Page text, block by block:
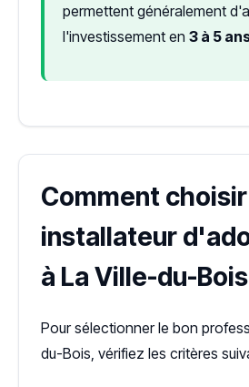
permettent généralement
l'investissement en 3 à 5
Comment
installateur
à La Ville-du-
Pour sélectionner le bon
du-Bois, vérifiez les critères